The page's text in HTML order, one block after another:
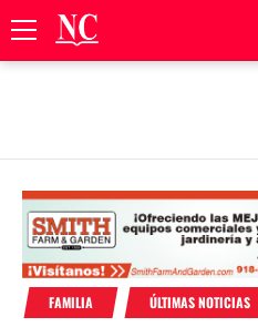
content
FAMILIA ÚLTIMAS NOTICIAS